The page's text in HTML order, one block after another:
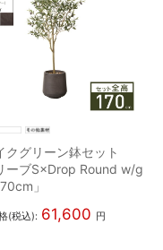
クグリーン鉢セット
ーブS×Drop Round w/g
」
(税込): 61,600 円